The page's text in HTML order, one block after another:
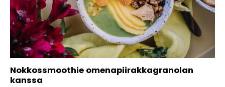
Nokkossmoothie omenapiirakkagranolan
kanssa